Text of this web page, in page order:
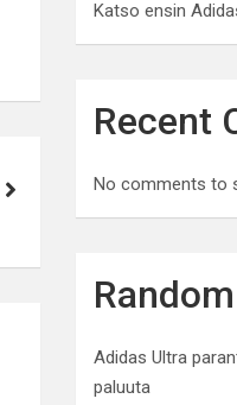
Katso ensin
Recent
No comments to
Adidas Ultra
paluuta